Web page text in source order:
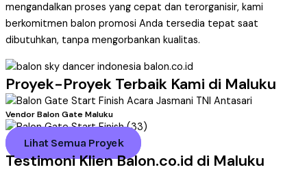
mengandalkan proses yang cepat dan terorganisir, kami
berkomitmen balon promosi Anda tersedia tepat saat
dibutuhkan, tanpa mengorbankan kualitas.
Proyek-Proyek Terbaik Kami di Maluku
Vendor Balon Gate Maluku
Lihat Semua Proyek
Testimoni Klien Balon.co.id di Maluku